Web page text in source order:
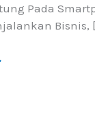
Pada
Bisnis,